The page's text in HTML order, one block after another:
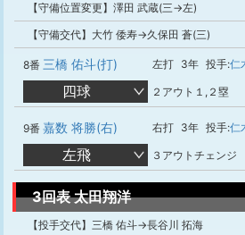
【守備位置変更】澤田 武蔵(三→左)
【守備交代】大竹 倭寿→久保田 蒼(三)
8番 三橋 佑斗(打) 左打 3年 投手:仁
四球 ２アウト１,２塁
9番 嘉数 将勝(右) 右打 3年 投手:仁
左飛 ３アウトチェンジ
3回表 太田翔洋
【投手交代】三橋 佑斗→長谷川 拓海